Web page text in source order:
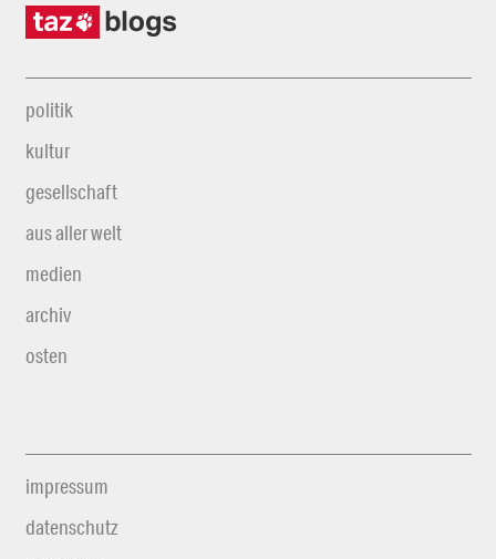
politik
kultur
gesellschaft
aus aller welt
medien
archiv
osten
impressum
datenschutz